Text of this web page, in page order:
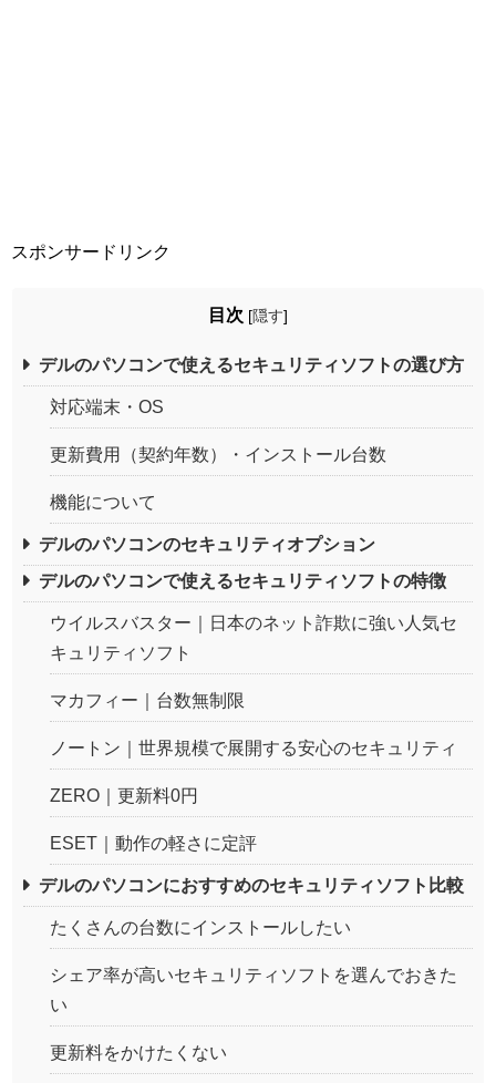
スポンサードリンク
目次 [隠す]
デルのパソコンで使えるセキュリティソフトの選び方
対応端末・OS
更新費用（契約年数）・インストール台数
機能について
デルのパソコンのセキュリティオプション
デルのパソコンで使えるセキュリティソフトの特徴
ウイルスバスター｜日本のネット詐欺に強い人気セ
キュリティソフト
マカフィー｜台数無制限
ノートン｜世界規模で展開する安心のセキュリティ
ZERO｜更新料0円
ESET｜動作の軽さに定評
デルのパソコンにおすすめのセキュリティソフト比較
たくさんの台数にインストールしたい
シェア率が高いセキュリティソフトを選んでおきた
い
更新料をかけたくない